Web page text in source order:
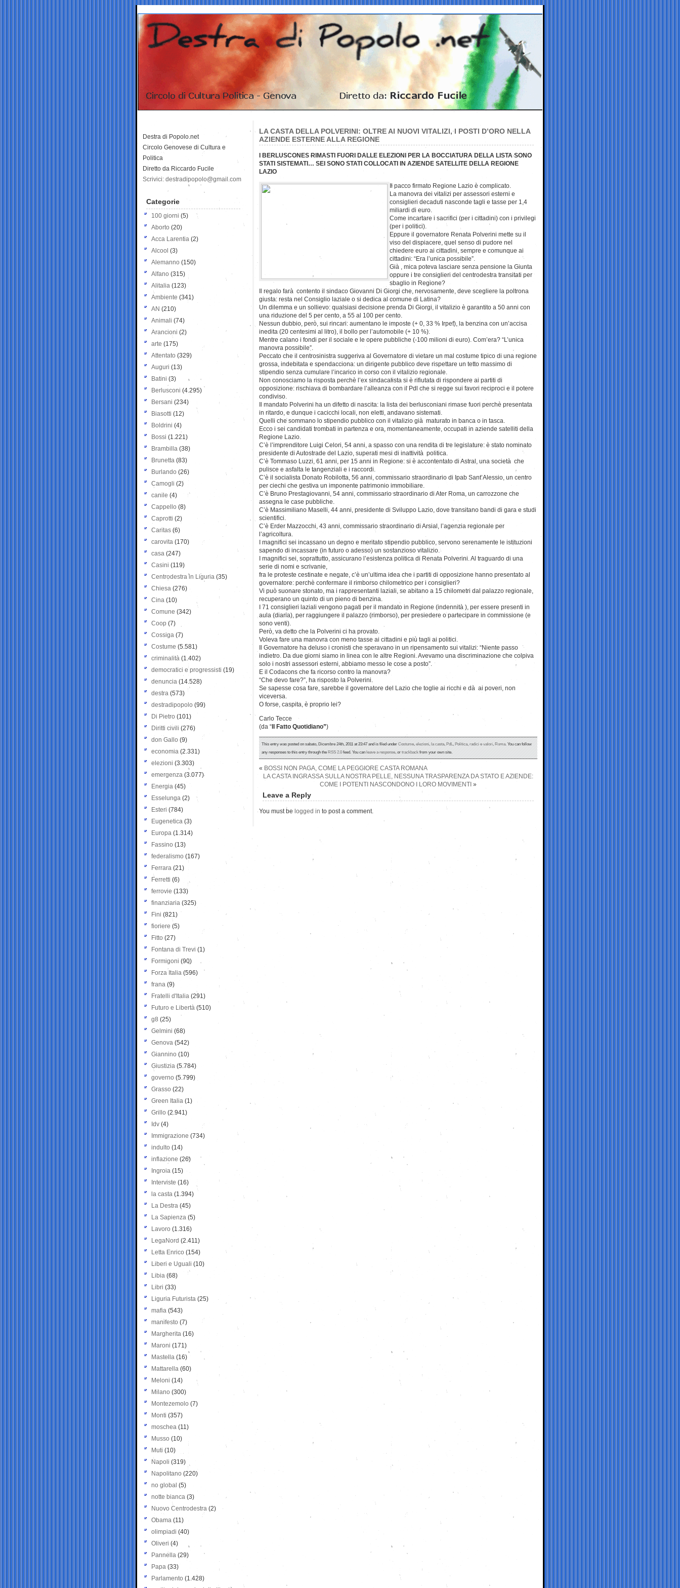
LA CASTA DELLA POLVERINI: OLTRE AI NUOVI VITALIZI, I POSTI D’ORO NELLA
AZIENDE ESTERNE ALLA REGIONE
I BERLUSCONES RIMASTI FUORI DALLE ELEZIONI PER LA BOCCIATURA DELLA LISTA SONO
STATI SISTEMATI… SEI SONO STATI COLLOCATI IN AZIENDE SATELLITE DELLA REGIONE
LAZIO
Il pacco firmato Regione Lazio è complicato.
La manovra dei vitalizi per assessori esterni e
consiglieri decaduti nasconde tagli e tasse per 1,4
miliardi di euro.
Come incartare i sacrifici (per i cittadini) con i privilegi
(per i politici).
Eppure il governatore Renata Polverini mette su il
viso del dispiacere, quel senso di pudore nel
chiedere euro ai cittadini, sempre e comunque ai
cittadini: “Era l’unica possibile”.
Già , mica poteva lasciare senza pensione la Giunta
oppure i tre consiglieri del centrodestra transitati per
sbaglio in Regione?
Il regalo farà contento il sindaco Giovanni Di Giorgi che, nervosamente, deve scegliere la poltrona
giusta: resta nel Consiglio laziale o si dedica al comune di Latina?
Un dilemma e un sollievo: qualsiasi decisione prenda Di Giorgi, il vitalizio è garantito a 50 anni con
una riduzione del 5 per cento, a 55 al 100 per cento.
Nessun dubbio, però, sui rincari: aumentano le imposte (+ 0, 33 % Irpef), la benzina con un’accisa
inedita (20 centesimi al litro), il bollo per l’automobile (+ 10 %).
Mentre calano i fondi per il sociale e le opere pubbliche (-100 milioni di euro). Com’era? “L’unica
manovra possibile”.
Peccato che il centrosinistra suggeriva al Governatore di vietare un mal costume tipico di una regione
grossa, indebitata e spendacciona: un dirigente pubblico deve rispettare un tetto massimo di
stipendio senza cumulare l’incarico in corso con il vitalizio regionale.
Non conosciamo la risposta perchè l’ex sindacalista si è rifiutata di rispondere ai partiti di
opposizione: rischiava di bombardare l’alleanza con il Pdl che si regge sui favori reciproci e il potere
condiviso.
Il mandato Polverini ha un difetto di nascita: la lista dei berlusconiani rimase fuori perchè presentata
in ritardo, e dunque i cacicchi locali, non eletti, andavano sistemati.
Quelli che sommano lo stipendio pubblico con il vitalizio già maturato in banca o in tasca.
Ecco i sei candidati trombati in partenza e ora, momentaneamente, occupati in aziende satelliti della
Regione Lazio.
C’è l’imprenditore Luigi Celori, 54 anni, a spasso con una rendita di tre legislature: è stato nominato
presidente di Autostrade del Lazio, superati mesi di inattività politica.
C’è Tommaso Luzzi, 61 anni, per 15 anni in Regione: si è accontentato di Astral, una società che
pulisce e asfalta le tangenziali e i raccordi.
C’è il socialista Donato Robilotta, 56 anni, commissario straordinario di Ipab Sant’Alessio, un centro
per ciechi che gestiva un imponente patrimonio immobiliare.
C’è Bruno Prestagiovanni, 54 anni, commissario straordinario di Ater Roma, un carrozzone che
assegna le case pubbliche.
C’è Massimiliano Maselli, 44 anni, presidente di Sviluppo Lazio, dove transitano bandi di gara e studi
scientifici.
C’è Erder Mazzocchi, 43 anni, commissario straordinario di Arsial, l’agenzia regionale per
l’agricoltura.
I magnifici sei incassano un degno e meritato stipendio pubblico, servono serenamente le istituzioni
sapendo di incassare (in futuro o adesso) un sostanzioso vitalizio.
I magnifici sei, soprattutto, assicurano l’esistenza politica di Renata Polverini. Al traguardo di una
serie di nomi e scrivanie,
fra le proteste cestinate e negate, c’è un’ultima idea che i partiti di opposizione hanno presentato al
governatore: perchè confermare il rimborso chilometrico per i consiglieri?
Vi può suonare stonato, ma i rappresentanti laziali, se abitano a 15 chilometri dal palazzo regionale,
recuperano un quinto di un pieno di benzina.
I 71 consiglieri laziali vengono pagati per il mandato in Regione (indennità ), per essere presenti in
aula (diaria), per raggiungere il palazzo (rimborso), per presiedere o partecipare in commissione (e
sono venti).
Però, va detto che la Polverini ci ha provato.
Voleva fare una manovra con meno tasse ai cittadini e più tagli ai politici.
Il Governatore ha deluso i cronisti che speravano in un ripensamento sui vitalizi: “Niente passo
indietro. Da due giorni siamo in linea con le altre Regioni. Avevamo una discriminazione che colpiva
solo i nostri assessori esterni, abbiamo messo le cose a posto”.
E il Codacons che fa ricorso contro la manovra?
“Che devo fare?”, ha risposto la Polverini.
Se sapesse cosa fare, sarebbe il governatore del Lazio che toglie ai ricchi e dà ai poveri, non
viceversa.
O forse, caspita, è proprio lei?
Carlo Tecce
(da “ Il Fatto Quotidiano”)
This entry was posted on sabato, Dicembre 24th, 2011 at 23:47 and is filed underCostume,elezioni,la casta,PdL,Politica,radici e valori,Roma. You can follow
any responses to this entry through theRSS 2.0feed. You canleave a response, ortrackbackfrom your own site.
« BOSSI NON PAGA, COME LA PEGGIORE CASTA ROMANA
LA CASTA INGRASSA SULLA NOSTRA PELLE, NESSUNA TRASPARENZA DA STATO E AZIENDE:
COME I POTENTI NASCONDONO I LORO MOVIMENTI »
Leave a Reply
You must be logged in to post a comment.
Destra di Popolo.net
Circolo Genovese di Cultura e
Politica
Diretto da Riccardo Fucile
Scrivici: destradipopolo@gmail.com
Categorie
100 giorni (5)
Aborto (20)
Acca Larentia (2)
Alcool (3)
Alemanno (150)
Alfano (315)
Alitalia (123)
Ambiente (341)
AN (210)
Animali (74)
Arancioni (2)
arte (175)
Attentato (329)
Auguri (13)
Batini (3)
Berlusconi (4.295)
Bersani (234)
Biasotti (12)
Boldrini (4)
Bossi (1.221)
Brambilla (38)
Brunetta (83)
Burlando (26)
Camogli (2)
canile (4)
Cappello (8)
Caprotti (2)
Caritas (6)
carovita (170)
casa (247)
Casini (119)
Centrodestra in Liguria (35)
Chiesa (276)
Cina (10)
Comune (342)
Coop (7)
Cossiga (7)
Costume (5.581)
criminalità (1.402)
democratici e progressisti (19)
denuncia (14.528)
destra (573)
destradipopolo (99)
Di Pietro (101)
Diritti civili (276)
don Gallo (9)
economia (2.331)
elezioni (3.303)
emergenza (3.077)
Energia (45)
Esselunga (2)
Esteri (784)
Eugenetica (3)
Europa (1.314)
Fassino (13)
federalismo (167)
Ferrara (21)
Ferretti (6)
ferrovie (133)
finanziaria (325)
Fini (821)
fioriere (5)
Fitto (27)
Fontana di Trevi (1)
Formigoni (90)
Forza Italia (596)
frana (9)
Fratelli d'Italia (291)
Futuro e Libertà (510)
g8 (25)
Gelmini (68)
Genova (542)
Giannino (10)
Giustizia (5.784)
governo (5.799)
Grasso (22)
Green Italia (1)
Grillo (2.941)
Idv (4)
Immigrazione (734)
indulto (14)
inflazione (26)
Ingroia (15)
Interviste (16)
la casta (1.394)
La Destra (45)
La Sapienza (5)
Lavoro (1.316)
LegaNord (2.411)
Letta Enrico (154)
Liberi e Uguali (10)
Libia (68)
Libri (33)
Liguria Futurista (25)
mafia (543)
manifesto (7)
Margherita (16)
Maroni (171)
Mastella (16)
Mattarella (60)
Meloni (14)
Milano (300)
Montezemolo (7)
Monti (357)
moschea (11)
Musso (10)
Muti (10)
Napoli (319)
Napolitano (220)
no global (5)
notte bianca (3)
Nuovo Centrodestra (2)
Obama (11)
olimpiadi (40)
Oliveri (4)
Pannella (29)
Papa (33)
Parlamento (1.428)